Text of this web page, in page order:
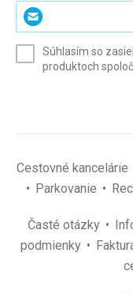
Zadajte
svoj
(povinné)
Súhlasím so
produktoch
Cestovné kancelárie
Parkovanie
Časté otázky
podmienky